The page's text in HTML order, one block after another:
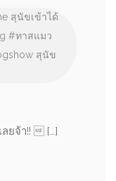
สุนัขเข้าได้
#ทาสแมว
สุนัข
ยจ้า!!  […]